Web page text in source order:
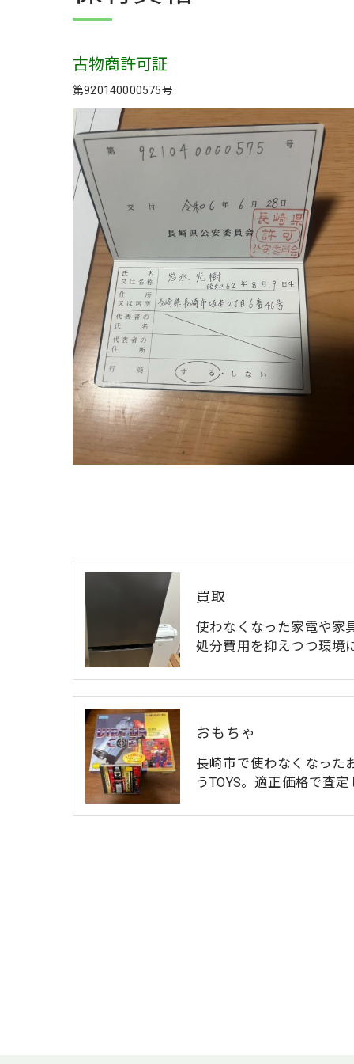
古物商許可証
第920140000575号
買取
使わなくなった家電や家
処分費用を抑えつつ環境
おもちゃ
長崎市で使わなくなった
うTOYS。適正価格で査